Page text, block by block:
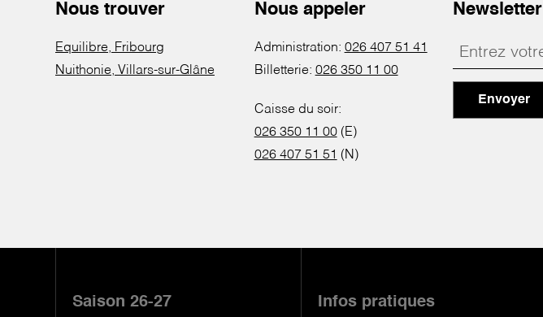
Nous trouver
Equilibre, Fribourg
Nuithonie, Villars-sur-Glâne
Nous appeler
Administration: 026 407 51 41
Billetterie: 026 350 11 00
Caisse du soir:
026 350 11 00(E)
026 407 51 51 (N)
Newsletter
Envoyer
Saison 26-27 Infos pratiques